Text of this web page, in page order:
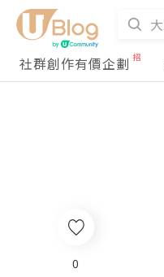
社群創作有價企劃
0